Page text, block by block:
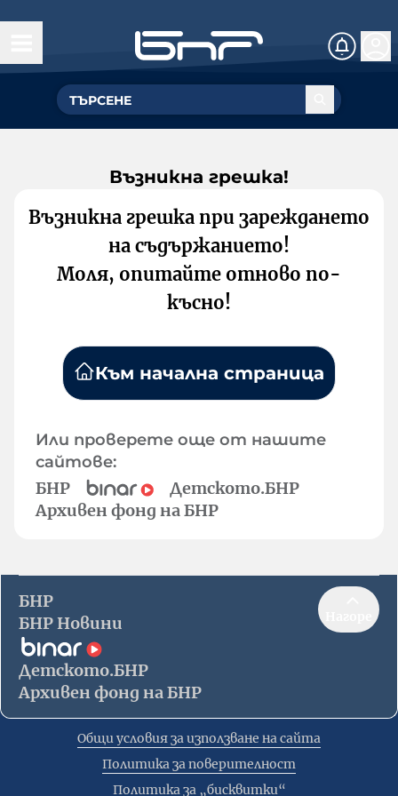
Възникна грешка!
Възникна грешка при зареждането
на съдържанието!
Моля, опитайте отново по-
късно!
Към начална страница
Или проверете още от нашите
сайтове:
БНР
Детското.БНР
Архивен фонд на БНР
БНР
БНР Новини
Детското.БНР
Архивен фонд на БНР
Общи условия за използване на сайта
Политика за поверителност
Политика за „бисквитки“